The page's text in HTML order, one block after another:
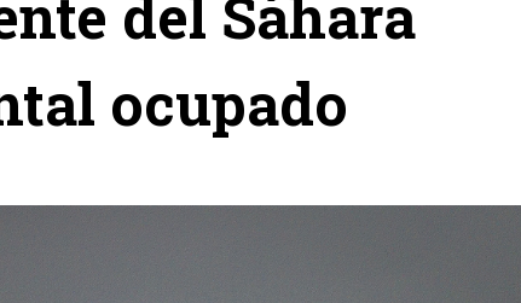
del Sáhara
ocupado